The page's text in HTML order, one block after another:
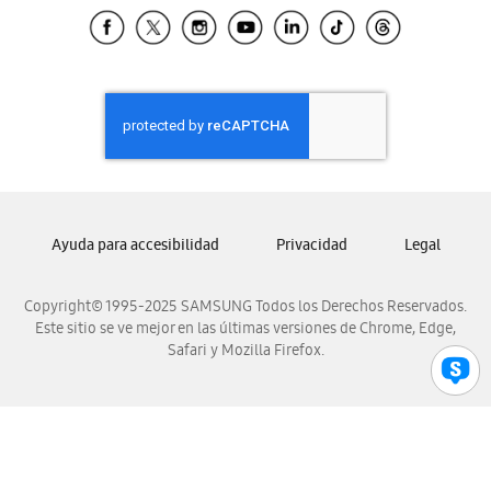
Samsung El Salvador
Samsung Honduras
Samsung Nicaragua
Samsung Panamá
Samsung Venezuela
Copyright© 1995-2025 SAMSUNG Todos los Derechos Reservados.
Este sitio se ve mejor en las últimas versiones de Chrome, Edge,
Safari y Mozilla Firefox.
Ayuda para accesibilidad Privacidad Legal